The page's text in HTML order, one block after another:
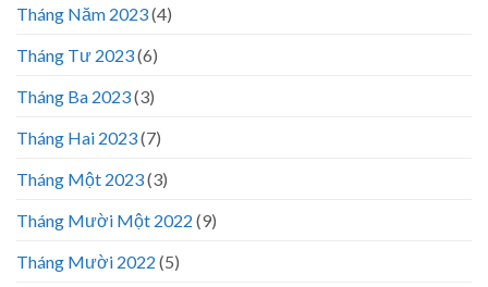
Tháng Năm 2023(4)
Tháng Tư 2023(6)
Tháng Ba 2023(3)
Tháng Hai 2023(7)
Tháng Một 2023(3)
Tháng Mười Một 2022 (9)
Tháng Mười 2022 (5)